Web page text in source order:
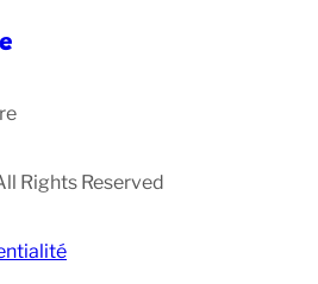
Rights Reserved